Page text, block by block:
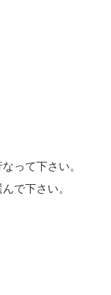
って下さい。
で下さい。